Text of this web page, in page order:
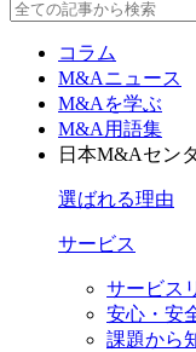
コラム
M&Aニュース
M&Aを学ぶ
M&A用語集
日本M&Aセン
選ばれる理由
サービス
サービス
安心・安
課題から